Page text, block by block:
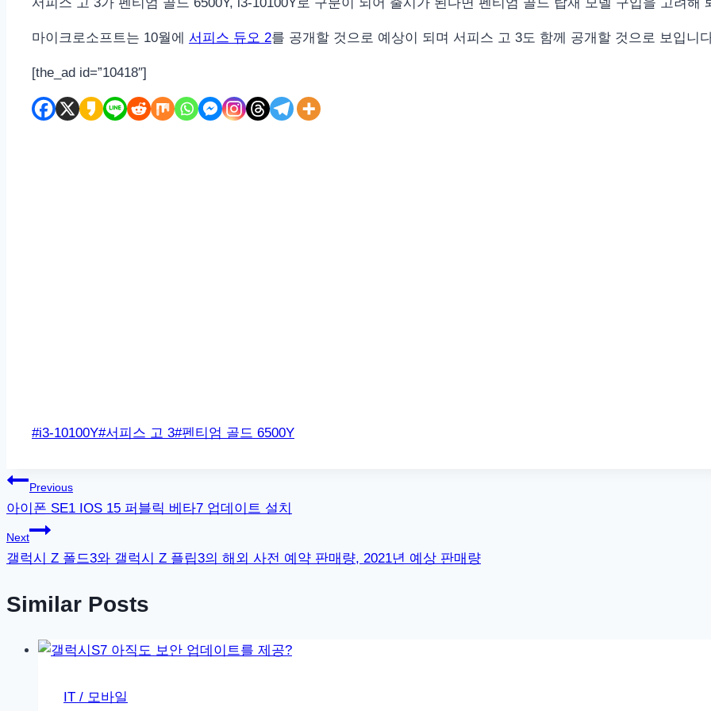
마이크로소프트는 10월에 서피스 듀오 2를 공개할 것으로 예상이 되며 서피스 고 3도 함께 공개할 것으로 보입니
[the_ad id=”10418″]
Post
#i3-10100Y#서피스 고 3#펜티엄 골드 6500Y
글
탐
색
Previous
아이폰 SE1 IOS 15 퍼블릭 베타7 업데이트 설치
Next
갤럭시 Z 폴드3와 갤럭시 Z 플립3의 해외 사전 예약 판매량, 2021년 예상 판매량
Similar Posts
IT / 모바일